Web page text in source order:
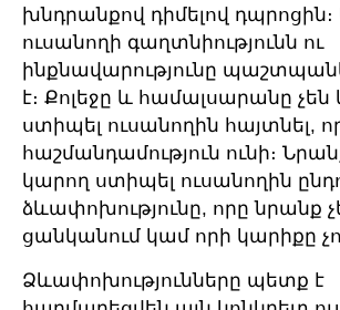
խնդրանքով դիմելով
ուսանողի գաղտնիությունն ու
ինքնավարությունը
է։ Քոլեջը և համալսարանը չեն
ստիպել ուսանողին հայտնել,
հաշմանդամություն ունի։
կարող ստիպել ուսանողին
ձևափոխությունը, որը նրանք
ցանկանում կամ որի կարիքը
Ձևափոխությունները պետք է